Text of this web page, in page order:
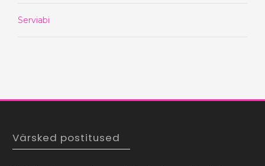
Serviabi
Värsked postitused